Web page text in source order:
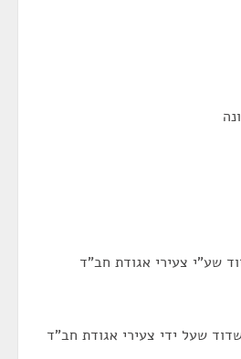
שע"י צעירי אגודת חב"ד
שעל ידי צעירי אגודת חב"ד